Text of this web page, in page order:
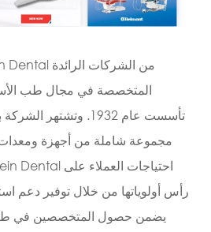
المتخصصة في مجال طب
تأسست عام 1932.
مجموعة شاملة من أجهزة ومعدات
رأس أولوياتها من خلال توفير دعم
يضمن حصول المتخصصين في